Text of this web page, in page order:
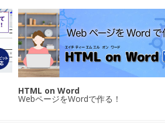
HTML on Word
WebページをWordで作る！